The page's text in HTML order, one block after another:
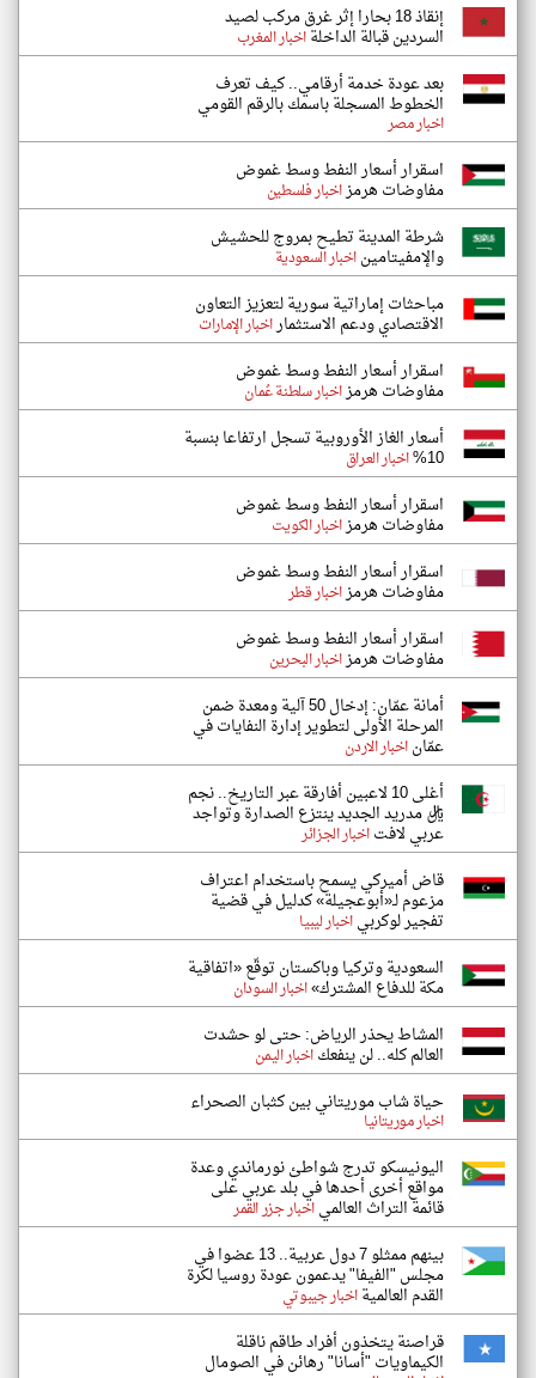
إنقاذ 18 بحارا إثر غرق مركب لصيد
السردين قبالة الداخلةاخبار المغرب
بعد عودة خدمة أرقامي.. كيف تعرف
الخطوط المسجلة باسمك بالرقم القومي
اخبار مصر
اسقرار أسعار النفط وسط غموض
مفاوضات هرمزاخبار فلسطين
شرطة المدينة تطيح بمروج للحشيش
والإمفيتاميناخبار السعودية
مباحثات إماراتية سورية لتعزيز التعاون
الاقتصادي ودعم الاستثماراخبار الإمارات
اسقرار أسعار النفط وسط غموض
مفاوضات هرمزاخبار سلطنة عُمان
أسعار الغاز الأوروبية تسجل ارتفاعا بنسبة
10% اخبار العراق
اسقرار أسعار النفط وسط غموض
مفاوضات هرمزاخبار الكويت
اسقرار أسعار النفط وسط غموض
مفاوضات هرمزاخبار قطر
اسقرار أسعار النفط وسط غموض
مفاوضات هرمزاخبار البحرين
أمانة عمّان: إدخال 50 آلية ومعدة ضمن
المرحلة الأولى لتطوير إدارة النفايات في
عمّاناخبار الاردن
أغلى 10 لاعبين أفارقة عبر التاريخ.. نجم
ريال مدريد الجديد ينتزع الصدارة وتواجد
عربي لافتاخبار الجزائر
قاض أميركي يسمح باستخدام اعتراف
مزعوم لـ«أبوعجيلة» كدليل في قضية
تفجير لوكربياخبار ليبيا
السعودية وتركيا وباكستان توقّع «اتفاقية
مكة للدفاع المشترك»اخبار السودان
المشاط يحذر الرياض: حتى لو حشدت
العالم كله.. لن ينفعكاخبار اليمن
حياة شاب موريتاني بين كثبان الصحراء
اخبار موريتانيا
اليونيسكو تدرج شواطئ نورماندي وعدة
مواقع أخرى أحدها في بلد عربي على
قائمة التراث العالمياخبار جزر القمر
بينهم ممثلو 7 دول عربية.. 13 عضوا في
مجلس "الفيفا" يدعمون عودة روسيا لكرة
القدم العالميةاخبار جيبوتي
قراصنة يتخذون أفراد طاقم ناقلة
الكيماويات "أسانا" رهائن في الصومال